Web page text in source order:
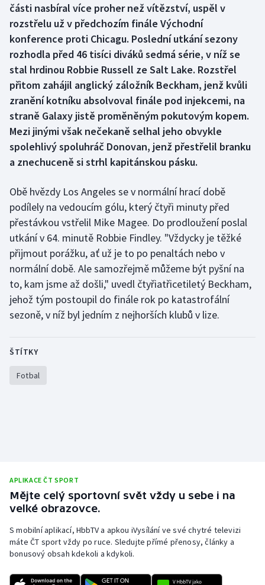
Futsal
Golf
Gymnastika
Házená
Jezdectví
Judo
Krasobruslení
Lezení
Lyže a snowboard
Moderní pětiboj
Motorsport
Parasport
Rychlostní kanoistika
Short track
Sportovní střelba
části nasbíral více proher než vítězství, uspěl v
rozstřelu už v předchozím finále Východní
konference proti Chicagu. Poslední utkání sezony
rozhodla před 46 tisíci diváků sedmá série, v níž se
stal hrdinou Robbie Russell ze Salt Lake. Rozstřel
přitom zahájil anglický záložník Beckham, jenž kvůli
zranění kotníku absolvoval finále pod injekcemi, na
straně Galaxy jistě proměněným pokutovým kopem.
Mezi jinými však nečekaně selhal jeho obvykle
spolehlivý spoluhráč Donovan, jenž přestřelil branku
a znechuceně si strhl kapitánskou pásku.
Obě hvězdy Los Angeles se v normální hrací době
podílely na vedoucím gólu, který čtyři minuty před
přestávkou vstřelil Mike Magee. Do prodloužení poslal
utkání v 64. minutě Robbie Findley. "Vždycky je těžké
přijmout porážku, ať už je to po penaltách nebo v
normální době. Ale samozřejmě můžeme být pyšní na
to, kam jsme až došli," uvedl čtyřiatřicetiletý Beckham,
jehož tým postoupil do finále rok po katastrofální
sezoně, v níž byl jedním z nejhorších klubů v lize.
ŠTÍTKY
Fotbal
APLIKACE ČT SPORT
Mějte celý sportovní svět vždy u sebe i na
velké obrazovce.
S mobilní aplikací, HbbTV a apkou iVysílání ve své chytré televizi
máte ČT sport vždy po ruce. Sledujte přímé přenosy, články a
bonusový obsah kdekoli a kdykoli.